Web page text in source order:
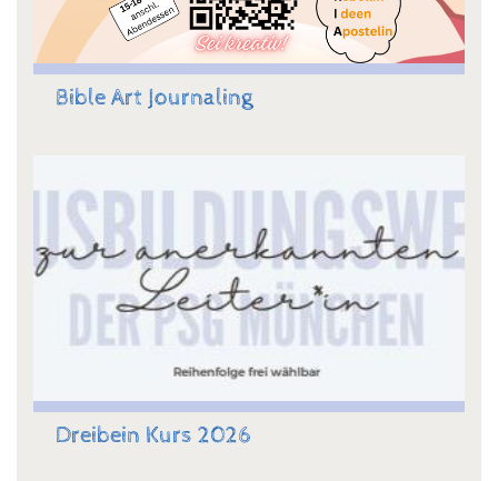
Bible Art Journaling
Dreibein Kurs 2026